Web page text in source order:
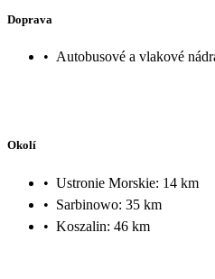
Doprava
• Autobusové a vlakové
Okolí
• Ustronie Morskie: 14 km
• Sarbinowo: 35 km
• Koszalin: 46 km